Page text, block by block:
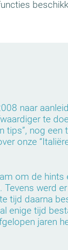
naar
te
tips”, nog
onze
om de
werd
tijd daarna
enige tijd
jaren